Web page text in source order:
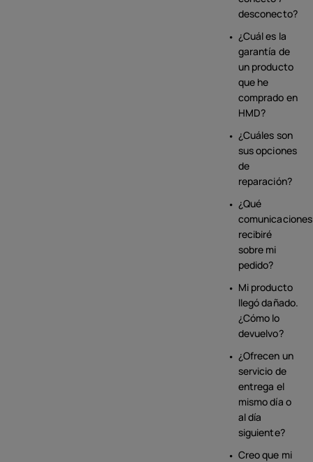
desconecto?
¿Cuál es la
garantía de
un producto
que he
comprado en
HMD?
¿Cuáles son
sus opciones
de
reparación?
¿Qué
comunicaciones
recibiré
sobre mi
pedido?
Mi producto
llegó dañado.
¿Cómo lo
devuelvo?
¿Ofrecen un
servicio de
entrega el
mismo día o
al día
siguiente?
Creo que mi